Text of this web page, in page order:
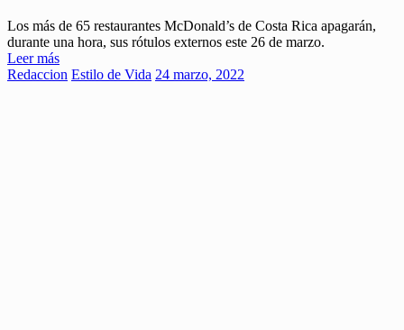
Los más de 65 restaurantes McDonald’s de Costa Rica apagarán,
durante una hora, sus rótulos externos este 26 de marzo.
Leer más
Redaccion Estilo de Vida 24 marzo, 2022